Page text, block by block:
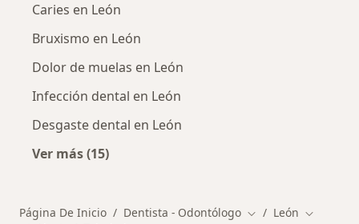
Caries en León
Bruxismo en León
Dolor de muelas en León
Infección dental en León
Desgaste dental en León
Ver más (15)
Página De Inicio Dentista - Odontólogo Cambiar de ciudad
León Cambiar